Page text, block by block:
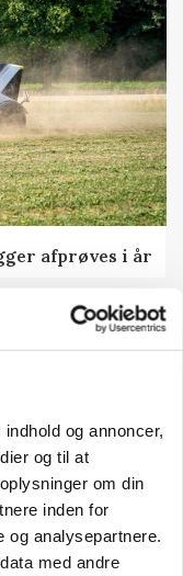
og annoncer,
og til at
om din
inden for
og analysepartnere.
med andre
afprøves i år